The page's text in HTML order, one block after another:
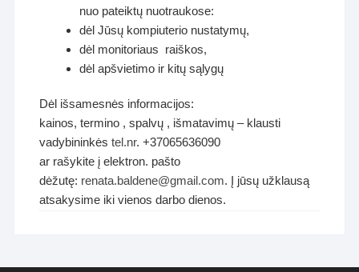
nuo pateiktų nuotraukose:
dėl Jūsų kompiuterio nustatymų,
dėl monitoriaus raiškos,
dėl apšvietimo ir kitų sąlygų
Dėl išsamesnės informacijos:
kainos, termino , spalvų , išmatavimų – klausti
vadybininkėstel.nr. +37065636090
ar rašykite į elektron. pašto
dėžutę: renata.baldene@gmail.com. Į jūsų užklausą
atsakysime iki vienos darbo dienos.